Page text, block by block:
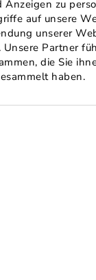
zu
auf unsere
unserer
Partner
die Sie
haben.